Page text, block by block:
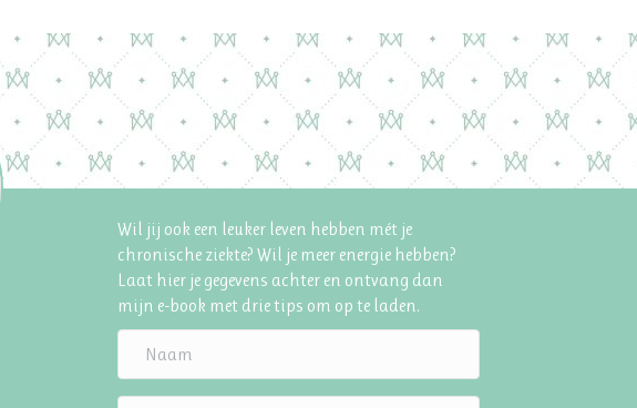
Wil jij ook een leuker leven hebben mét je
chronische ziekte? Wil je meer energie hebben?
Laat hier je gegevens achter en ontvang dan
mijn e-book met drie tips om op te laden.